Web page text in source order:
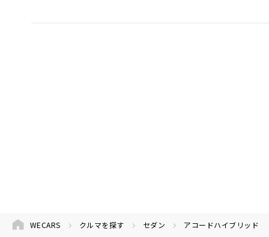
WECARS クルマを探す セダン アコードハイブリッド